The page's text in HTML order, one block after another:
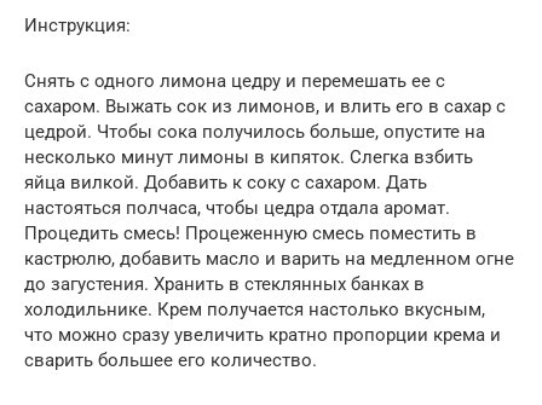
Инструкция:
Снять с одного лимона цедру и перемешать ее с
сахаром. Выжать сок из лимонов, и влить его в сахар с
цедрой. Чтобы сока получилось больше, опустите на
несколько минут лимоны в кипяток. Слегка взбить
яйца вилкой. Добавить к соку с сахаром. Дать
настояться полчаса, чтобы цедра отдала аромат.
Процедить смесь! Процеженную смесь поместить в
кастрюлю, добавить масло и варить на медленном огне
до загустения. Хранить в стеклянных банках в
холодильнике. Крем получается настолько вкусным,
что можно сразу увеличить кратно пропорции крема и
сварить большее его количество.